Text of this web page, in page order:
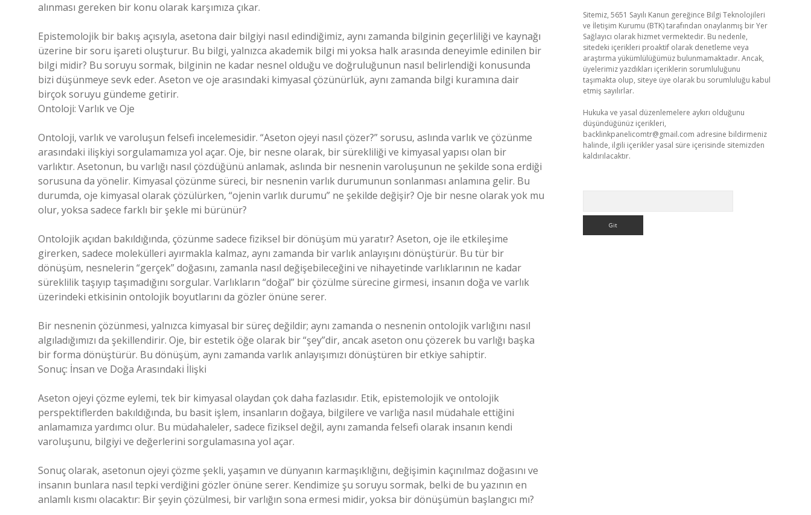
alınması gereken bir konu olarak karşımıza çıkar.
Epistemolojik bir bakış açısıyla, asetona dair bilgiyi nasıl edindiğimiz, aynı zamanda bilginin geçerliliği ve kaynağı
üzerine bir soru işareti oluşturur. Bu bilgi, yalnızca akademik bilgi mi yoksa halk arasında deneyimle edinilen bir
bilgi midir? Bu soruyu sormak, bilginin ne kadar nesnel olduğu ve doğruluğunun nasıl belirlendiği konusunda
bizi düşünmeye sevk eder. Aseton ve oje arasındaki kimyasal çözünürlük, aynı zamanda bilgi kuramına dair
birçok soruyu gündeme getirir.
Ontoloji: Varlık ve Oje
Ontoloji, varlık ve varoluşun felsefi incelemesidir. “Aseton ojeyi nasıl çözer?” sorusu, aslında varlık ve çözünme
arasındaki ilişkiyi sorgulamamıza yol açar. Oje, bir nesne olarak, bir sürekliliği ve kimyasal yapısı olan bir
varlıktır. Asetonun, bu varlığı nasıl çözdüğünü anlamak, aslında bir nesnenin varoluşunun ne şekilde sona erdiği
sorusuna da yönelir. Kimyasal çözünme süreci, bir nesnenin varlık durumunun sonlanması anlamına gelir. Bu
durumda, oje kimyasal olarak çözülürken, “ojenin varlık durumu” ne şekilde değişir? Oje bir nesne olarak yok mu
olur, yoksa sadece farklı bir şekle mi bürünür?
Ontolojik açıdan bakıldığında, çözünme sadece fiziksel bir dönüşüm mü yaratır? Aseton, oje ile etkileşime
girerken, sadece molekülleri ayırmakla kalmaz, aynı zamanda bir varlık anlayışını dönüştürür. Bu tür bir
dönüşüm, nesnelerin “gerçek” doğasını, zamanla nasıl değişebileceğini ve nihayetinde varlıklarının ne kadar
süreklilik taşıyıp taşımadığını sorgular. Varlıkların “doğal” bir çözülme sürecine girmesi, insanın doğa ve varlık
üzerindeki etkisinin ontolojik boyutlarını da gözler önüne serer.
Bir nesnenin çözünmesi, yalnızca kimyasal bir süreç değildir; aynı zamanda o nesnenin ontolojik varlığını nasıl
algıladığımızı da şekillendirir. Oje, bir estetik öğe olarak bir “şey”dir, ancak aseton onu çözerek bu varlığı başka
bir forma dönüştürür. Bu dönüşüm, aynı zamanda varlık anlayışımızı dönüştüren bir etkiye sahiptir.
Sonuç: İnsan ve Doğa Arasındaki İlişki
Aseton ojeyi çözme eylemi, tek bir kimyasal olaydan çok daha fazlasıdır. Etik, epistemolojik ve ontolojik
perspektiflerden bakıldığında, bu basit işlem, insanların doğaya, bilgilere ve varlığa nasıl müdahale ettiğini
anlamamıza yardımcı olur. Bu müdahaleler, sadece fiziksel değil, aynı zamanda felsefi olarak insanın kendi
varoluşunu, bilgiyi ve değerlerini sorgulamasına yol açar.
Sonuç olarak, asetonun ojeyi çözme şekli, yaşamın ve dünyanın karmaşıklığını, değişimin kaçınılmaz doğasını ve
insanın bunlara nasıl tepki verdiğini gözler önüne serer. Kendimize şu soruyu sormak, belki de bu yazının en
anlamlı kısmı olacaktır: Bir şeyin çözülmesi, bir varlığın sona ermesi midir, yoksa bir dönüşümün başlangıcı mı?
Sitemiz, 5651 Sayılı Kanun gereğince Bilgi Teknolojileri
ve İletişim Kurumu (BTK) tarafından onaylanmış bir Yer
Sağlayıcı olarak hizmet vermektedir. Bu nedenle,
sitedeki içerikleri proaktif olarak denetleme veya
araştırma yükümlülüğümüz bulunmamaktadır. Ancak,
üyelerimiz yazdıkları içeriklerin sorumluluğunu
taşımakta olup, siteye üye olarak bu sorumluluğu kabul
etmiş sayılırlar.
Hukuka ve yasal düzenlemelere aykırı olduğunu
düşündüğünüz içerikleri,
backlinkpanelicomtr@gmail.com adresine bildirmeniz
halinde, ilgili içerikler yasal süre içerisinde sitemizden
kaldırılacaktır.